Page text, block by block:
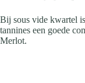
Bij sous vide kwartel
tannines een goede
Merlot.